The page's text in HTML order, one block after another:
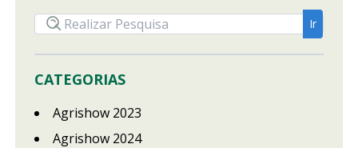
CATEGORIAS
Agrishow 2023
Agrishow 2024